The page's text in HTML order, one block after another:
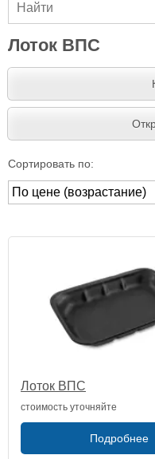
Лоток ВПС
Сортировать по:
Лоток ВПС
стоимость уточняйте
Подробнее